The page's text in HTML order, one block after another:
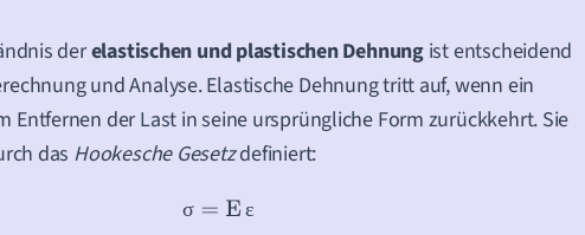
derelastischen und plastischen Dehnungist entscheidend
und Analyse. Elastische Dehnung tritt auf, wenn ein
Entfernen der Last in seine ursprüngliche Form zurückkehrt. Sie
das Hookesche Gesetzdefiniert:
σ ε
σ= Eε